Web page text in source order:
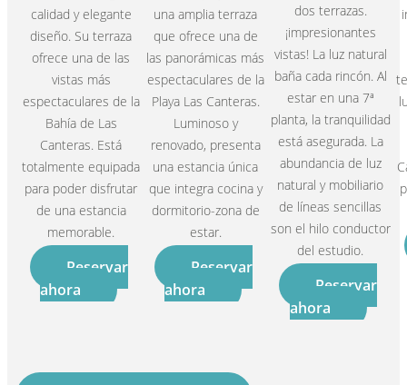
calidad y elegante
diseño. Su terraza
ofrece una de las
vistas más
espectaculares de la
Bahía de Las
Canteras. Está
totalmente equipada
para poder disfrutar
de una estancia
memorable.
Reservar
ahora
una amplia terraza
que ofrece una de
las panorámicas más
espectaculares de la
Playa Las Canteras.
Luminoso y
renovado, presenta
una estancia única
que integra cocina y
dormitorio-zona de
estar.
Reservar
ahora
dos terrazas.
¡impresionantes
vistas! La luz natural
baña cada rincón. Al
estar en una 7ª
planta, la tranquilidad
está asegurada. La
abundancia de luz
natural y mobiliario
de líneas sencillas
son el hilo conductor
del estudio.
Reservar
ahora